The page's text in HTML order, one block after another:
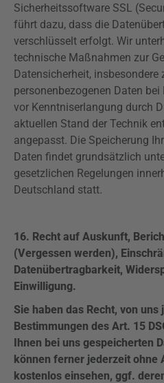
Sicherheitssoftware SSL
führt dazu, dass die
verschlüsselt erfolgt. Wir
technische Maßnahmen zur
Datensicherheit, insbesondere
personenbezogenen Daten
vor Kenntniserlangung durch
aktuellen Stand der Technik
angepasst. Die Speicherung
Daten findet grundsätzlich
gesetzlichen Regelungen
Deutschland statt.
16. Recht auf Auskunft,
(Vergessen werden),
Datenübertragbarkeit,
Einwilligung.
Sie haben das Recht, von
Bestimmungen des Art. 15
Ihnen bei uns gespeicherten
können ferner jederzeit ohne
kostenlos einsehen, ggf.